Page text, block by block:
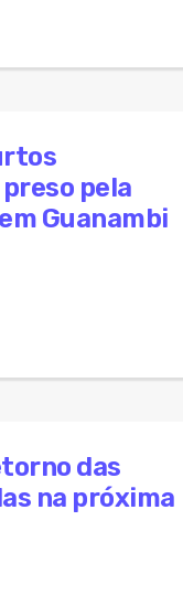
pela
Guanambi
das
na próxima